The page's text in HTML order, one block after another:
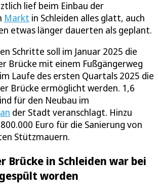
lief beim Einbau der
Markt in Schleiden alles glatt, auch
etwas länger dauerten als geplant.
Schritte soll im Januar 2025 die
Brücke mit einem Fußgängerweg
Laufe des ersten Quartals 2025 die
Brücke ermöglicht werden. 1,6
für den Neubau im
der Stadt veranschlagt. Hinzu
Euro für die Sanierung von
Stützmauern.
Brücke in Schleiden war bei
worden